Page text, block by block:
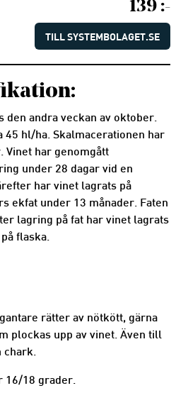
139 :-
TILL SYSTEMBOLAGET.SE
den andra veckan av oktober.
45 hl/ha. Skalmacerationen har
Vinet har genomgått
under 28 dagar vid en
har vinet lagrats på
ekfat under 13 månader. Faten
lagring på fat har vinet lagrats
flaska.
rätter av nötkött, gärna
plockas upp av vinet. Även till
chark.
16/18 grader.